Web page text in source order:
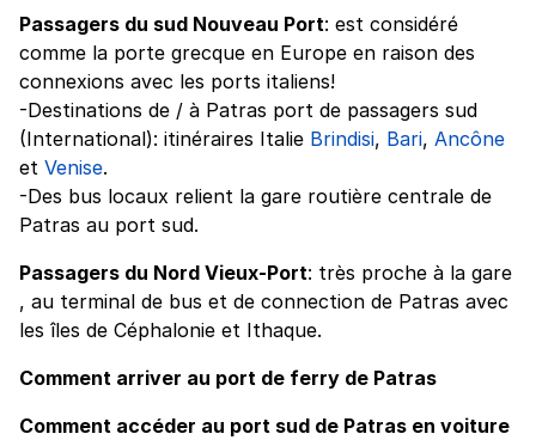
Passagers du sud Nouveau Port: est considéré
comme la porte grecque en Europe en raison des
connexions avec les ports italiens!
-Destinations de / à Patras port de passagers sud
(International): itinéraires Italie Brindisi, Bari, Ancône
et Venise.
-Des bus locaux relient la gare routière centrale de
Patras au port sud.
Passagers du Nord Vieux-Port: très proche à la gare
, au terminal de bus et de connection de Patras avec
les îles de Céphalonie et Ithaque.
Comment arriver au port de ferry de Patras
Comment accéder au port sud de Patras en voiture